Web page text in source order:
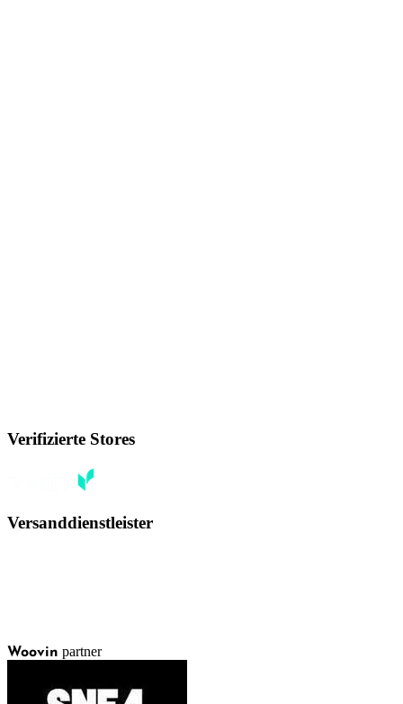
Verifizierte Stores
Versanddienstleister
Woovin partner